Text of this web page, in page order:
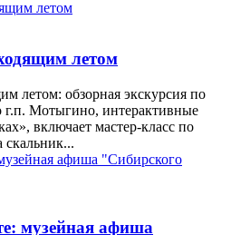
летом
летом: обзорная экскурсия по
г.п. Мотыгино, интерактивные
включает мастер-класс по
скальник...
музейная афиша